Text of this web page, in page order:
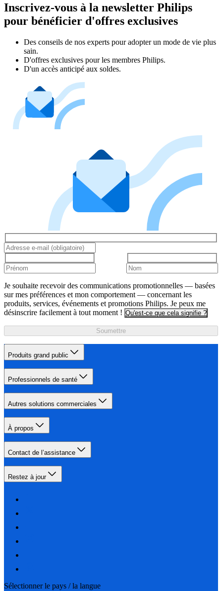
Inscrivez-vous à la newsletter Philips
pour bénéficier d'offres exclusives
Des conseils de nos experts pour adopter un mode de vie plus
sain.
D'offres exclusives pour les membres Philips.
D'un accès anticipé aux soldes.
Je souhaite recevoir des communications promotionnelles — basées
sur mes préférences et mon comportement — concernant les
produits, services, événements et promotions Philips. Je peux me
désinscrire facilement à tout moment ! Qu'est-ce que cela signifie ?
Soumettre
Produits grand public
Professionnels de santé
Autres solutions commerciales
À propos
Contact de l’assistance
Restez à jour
Sélectionner le pays / la langue